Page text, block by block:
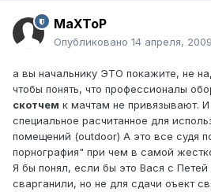
MaXToP
Опубликовано 14 апреля, 2009
а вы начальнику ЭТО покажите, не
чтобы понять, что профессионалы
скотчем к мачтам не привязывают.
специальное расчитанное для
помещений (outdoor) А это все судя
порнография" при чем в самой
Я бы понял, если бы это Вася с Петей
сварганили, но не для сдачи оъект